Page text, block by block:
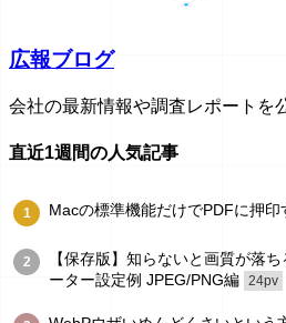
広報ブログ
会社の最新情報や調査レポートを
直近1週間の人気記事
1 Macの標準機能だけでPDFに押印
2
【保存版】知らないと画質が落
ーター設定例 JPEG/PNG編 24pv